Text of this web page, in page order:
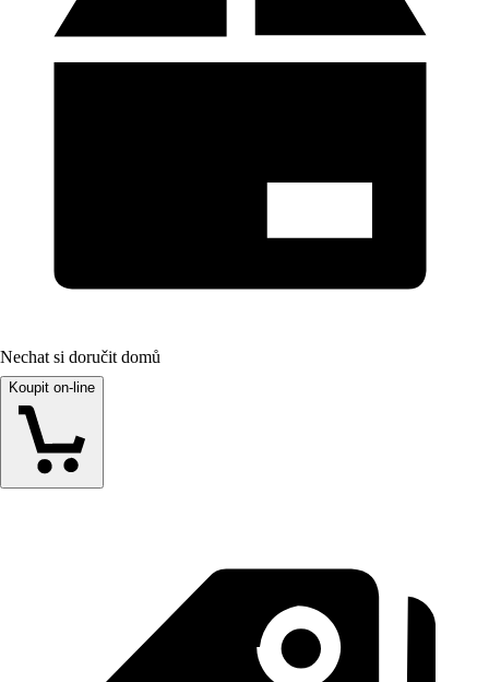
Nechat si doručit domů
Koupit on-line